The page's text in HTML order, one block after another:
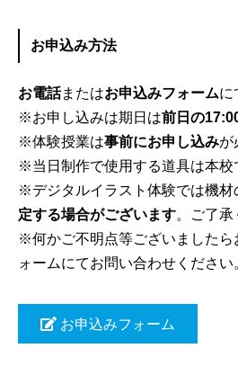
お申込み方法
お電話またはお申込みフォームに
※お申し込みは期日は前日の
※体験授業は事前にお申し込みが
※当日制作で使用する道具は本校
※デジタルイラスト体験では機材
定する場合がございます。ご了承
※何かご不明点等ございましたら
ォームにてお問い合わせください
お申込みフォーム